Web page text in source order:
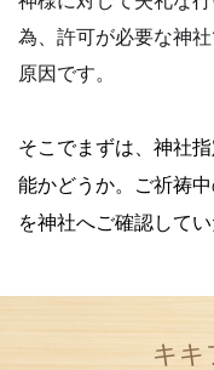
為、許可が必要な神
原因です。
そこでまずは、神社
能かどうか。 ご祈祷
を神社へご確認して
キキ